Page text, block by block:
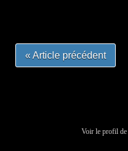
« Article précédent
Voir le profil de